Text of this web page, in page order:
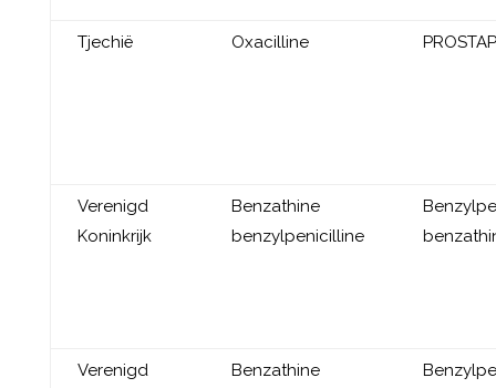
Tjechië Oxacilline
Verenigd
Koninkrijk
Benzathine
benzylpenicilline
Verenigd
Benzathine